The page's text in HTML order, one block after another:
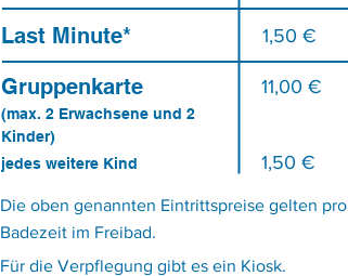
Last Minute* 1,50 €
Gruppenkarte
(max. 2 Erwachsene und 2
Kinder)
jedes weitere Kind
11,00 €
1,50 €
Die oben genannten Eintrittspreise gelten pro
Badezeit im Freibad.
Für die Verpflegung gibt es ein Kiosk.